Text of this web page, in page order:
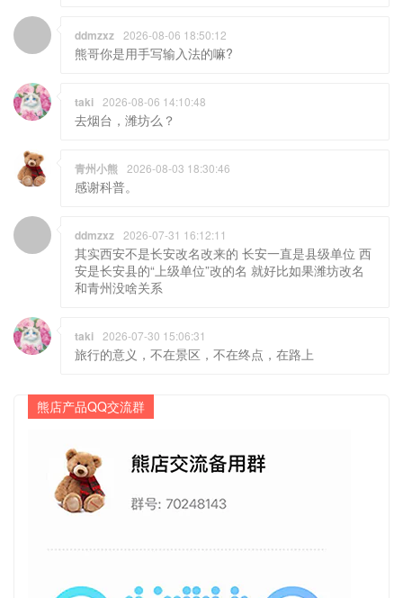
ddmzxz 2026-08-06 18:50:12
熊哥你是用手写输入法的嘛?
taki 2026-08-06 14:10:48
去烟台，潍坊么？
青州小熊 2026-08-03 18:30:46
感谢科普。
ddmzxz 2026-07-31 16:12:11
其实西安不是长安改名改来的 长安一直是县级单位 西
安是长安县的“上级单位”改的名 就好比如果潍坊改名
和青州没啥关系
taki 2026-07-30 15:06:31
旅行的意义，不在景区，不在终点，在路上
熊店产品QQ交流群